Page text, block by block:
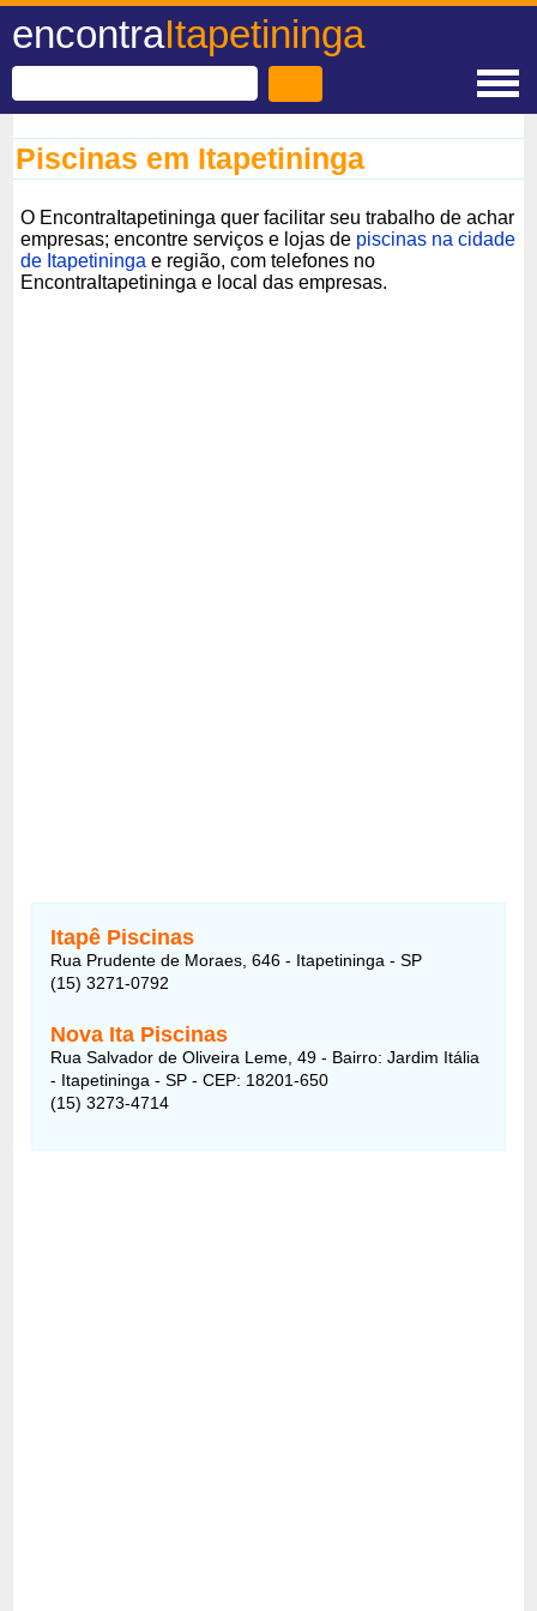
encontraItapetininga
Piscinas em Itapetininga
O EncontraItapetininga quer facilitar seu trabalho de achar
empresas; encontre serviços e lojas de piscinas na cidade
de Itapetininga e região, com telefones no
EncontraItapetininga e local das empresas.
Itapê Piscinas
Rua Prudente de Moraes, 646 - Itapetininga - SP
(15) 3271-0792
Nova Ita Piscinas
Rua Salvador de Oliveira Leme, 49 - Bairro: Jardim Itália
- Itapetininga - SP - CEP: 18201-650
(15) 3273-4714